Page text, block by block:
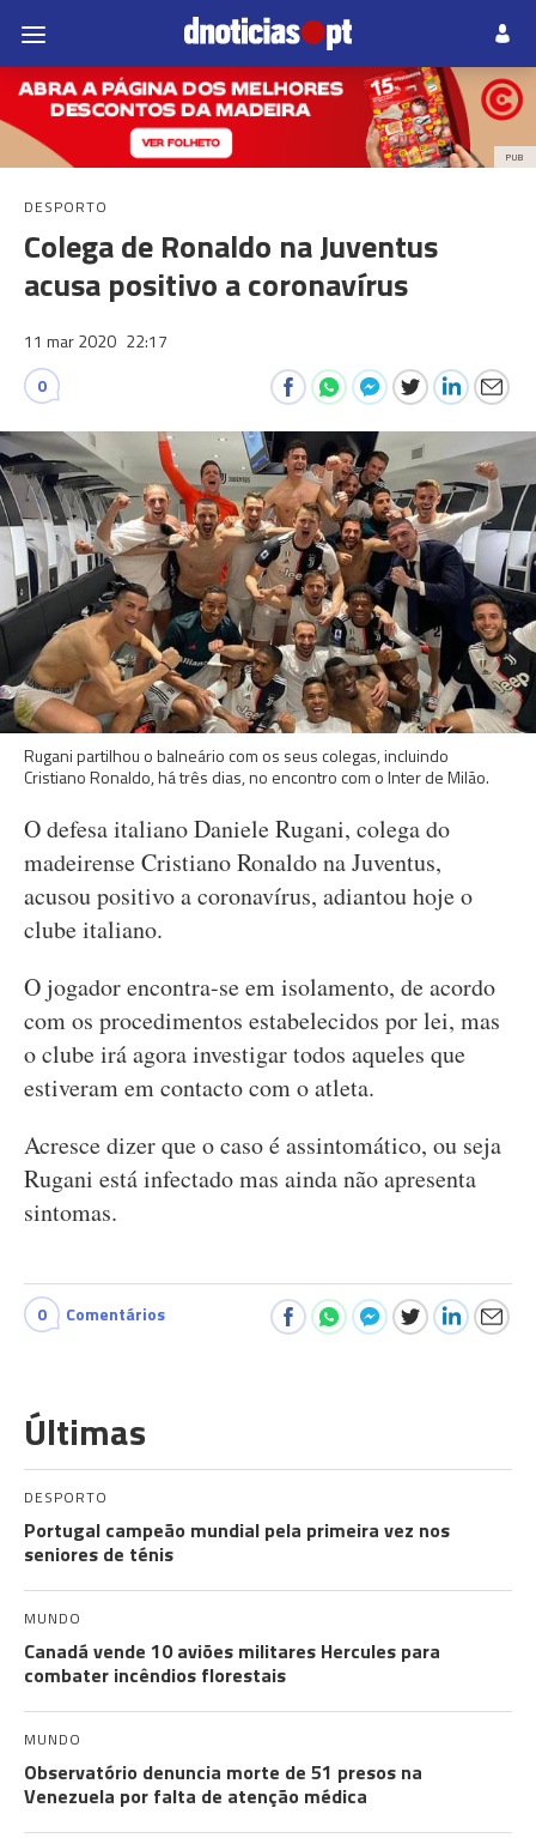
PUB
DESPORTO
Colega de Ronaldo na Juventus
acusa positivo a coronavírus
11 mar 2020 22:17
0
Rugani partilhou o balneário com os seus colegas, incluindo
Cristiano Ronaldo, há três dias, no encontro com o Inter de Milão.
O defesa italiano Daniele Rugani, colega do
madeirense Cristiano Ronaldo na Juventus,
acusou positivo a coronavírus, adiantou hoje o
clube italiano.
O jogador encontra-se em isolamento, de acordo
com os procedimentos estabelecidos por lei, mas
o clube irá agora investigar todos aqueles que
estiveram em contacto com o atleta.
Acresce dizer que o caso é assintomático, ou seja
Rugani está infectado mas ainda não apresenta
sintomas.
0 Comentários
Últimas
DESPORTO
Portugal campeão mundial pela primeira vez nos
seniores de ténis
MUNDO
Canadá vende 10 aviões militares Hercules para
combater incêndios florestais
MUNDO
Observatório denuncia morte de 51 presos na
Venezuela por falta de atenção médica